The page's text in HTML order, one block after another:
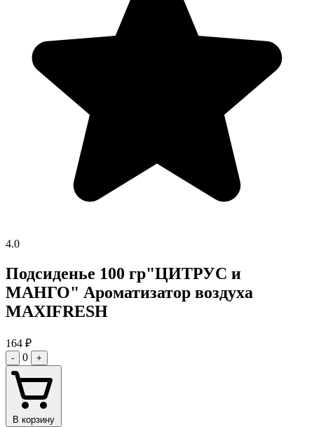
4.0
Подсиденье 100 гр"ЦИТРУС и
МАНГО" Ароматизатор воздуха
MAXIFRESH
164 ₽
- 0 +
В корзину